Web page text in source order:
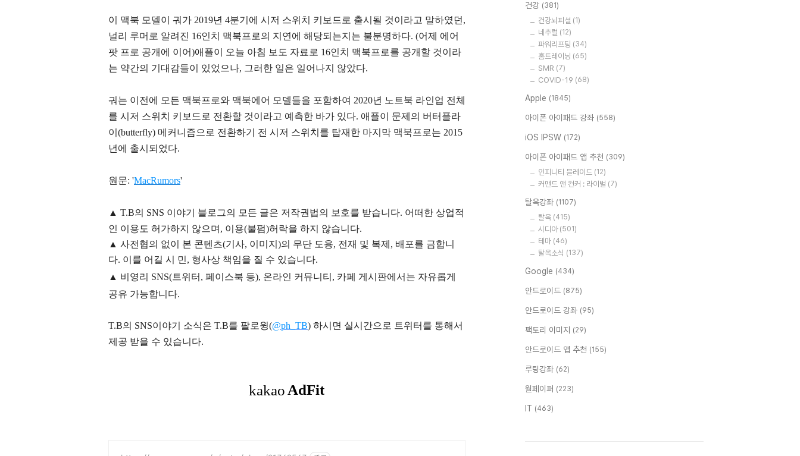
이 맥북 모델이 궈가 2019년 4분기에 시저 스위치 키보드로 출시될 것이라고 말하였던,
널리 루머로 알려진 16인치 맥북프로의 지연에 해당되는지는 불분명하다. (어제 에어
팟 프로 공개에 이어)애플이 오늘 아침 보도 자료로 16인치 맥북프로를 공개할 것이라
는 약간의 기대감들이 있었으나, 그러한 일은 일어나지 않았다.
궈는 이전에 모든 맥북프로와 맥북에어 모델들을 포함하여 2020년 노트북 라인업 전체
를 시저 스위치 키보드로 전환할 것이라고 예측한 바가 있다. 애플이 문제의 버터플라
이(butterfly) 메커니즘으로 전환하기 전 시저 스위치를 탑재한 마지막 맥북프로는 2015
년에 출시되었다.
원문: 'MacRumors'
▲ T.B의 SNS 이야기 블 로그의 모든 글은 저작권법의 보호를 받습니다. 어떠한 상업적
인 이용도 허가하지 않으며, 이용(불펌)허락을 하지 않습니다.
▲ 사전협의 없이 본 콘텐츠(기사, 이미지)의 무단 도용, 전재 및 복제, 배포를 금합니
다. 이를 어길 시 민, 형사상 책임을 질 수 있습니다.
▲ 비영리 SNS(트위터, 페이스북 등), 온라인 커뮤니티, 카페 게시판에서는 자유롭게
공유 가능합니다.
T.B의 SNS이야기 소식은 T.B를 팔로윙(@ph_TB) 하시면 실시간으로 트위터를 통해서
제공 받을 수 있습니다.
건강 (381)
건강뇌피셜 (1)
네추럴 (12)
파워리프팅 (34)
홈트레이닝 (65)
SMR (7)
COVID-19 (68)
Apple (1845)
아이폰 아이패드 강좌 (558)
iOS IPSW (172)
아이폰 아이패드 앱 추천 (309)
인피니티 블레이드 (12)
커맨드 앤 컨커 : 라이벌 (7)
탈옥강좌 (1107)
탈옥 (415)
시디아 (501)
테마 (46)
탈옥소식 (137)
Google (434)
안드로이드 (875)
안드로이드 강좌 (95)
팩토리 이미지 (29)
안드로이드 앱 추천 (155)
루팅강좌 (62)
월페이퍼 (223)
IT (463)